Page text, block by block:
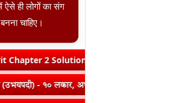
ही लोगों का संग
चाहिए।
व्यञ्जनानि (दीपकम) |
➤हृ धातु रूप (उभयपदी) - १० लकार, अर्थ